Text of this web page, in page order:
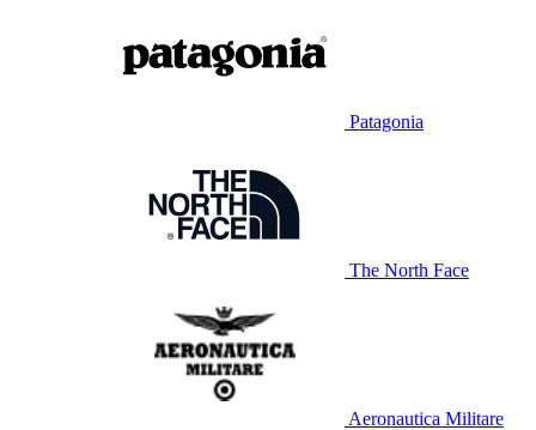
Patagonia
The North Face
Aeronautica Militare